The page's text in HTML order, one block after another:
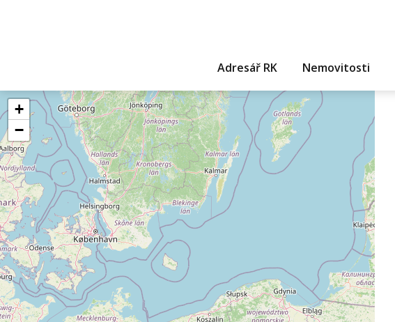
Adresář RK Nemovitosti
+
−